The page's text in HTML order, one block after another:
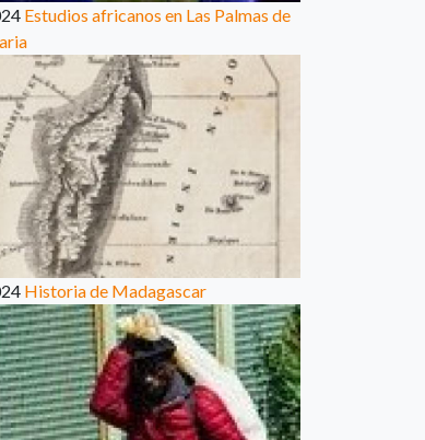
Estudios africanos en Las Palmas de
Historia de Madagascar